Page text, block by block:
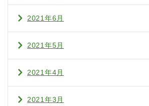
2021年6月
2021年5月
2021年4月
2021年3月